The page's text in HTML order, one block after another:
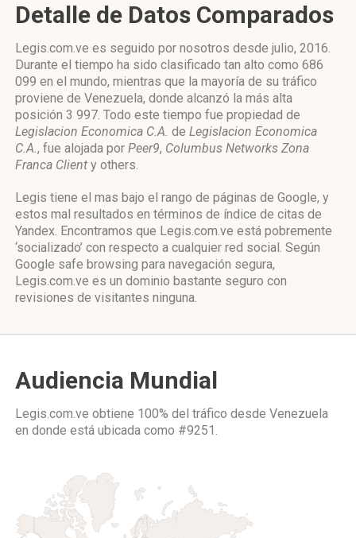
Detalle de Datos Comparados
Legis.com.ve es seguido por nosotros desde julio, 2016.
Durante el tiempo ha sido clasificado tan alto como 686
099 en el mundo, mientras que la mayoría de su tráfico
proviene de Venezuela, donde alcanzó la más alta
posición 3 997. Todo este tiempo fue propiedad de
Legislacion Economica C.A. de Legislacion Economica
C.A., fue alojada por Peer9, Columbus Networks Zona
Franca Client y others.
Legis tiene el mas bajo el rango de páginas de Google, y
estos mal resultados en términos de índice de citas de
Yandex. Encontramos que Legis.com.ve está pobremente
‘socializado’ con respecto a cualquier red social. Según
Google safe browsing para navegación segura,
Legis.com.ve es un dominio bastante seguro con
revisiones de visitantes ninguna.
Audiencia Mundial
Legis.com.ve obtiene 100% del tráfico desde Venezuela
en donde está ubicada como #9251.